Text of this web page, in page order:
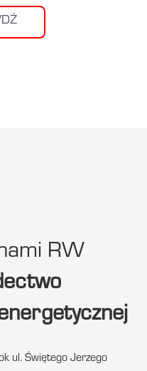
RW
ul. Świętego Jerzego